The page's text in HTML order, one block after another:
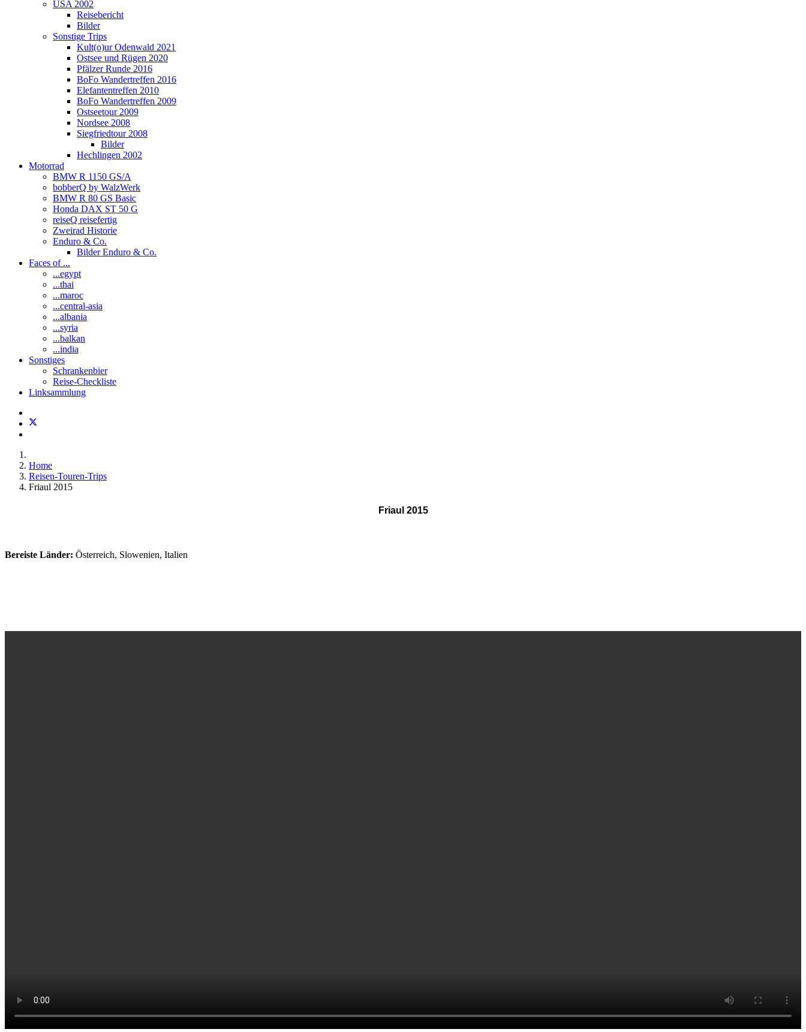
USA 2002
Reisebericht
Bilder
Sonstige Trips
Kult(o)ur Odenwald 2021
Ostsee und Rügen 2020
Pfälzer Runde 2016
BoFo Wandertreffen 2016
Elefantentreffen 2010
BoFo Wandertreffen 2009
Ostseetour 2009
Nordsee 2008
Siegfriedtour 2008
Bilder
Hechlingen 2002
Motorrad
BMW R 1150 GS/A
bobberQ by WalzWerk
BMW R 80 GS Basic
Honda DAX ST 50 G
reiseQ reisefertig
Zweirad Historie
Enduro & Co.
Bilder Enduro & Co.
Faces of ...
...egypt
...thai
...maroc
...central-asia
...albania
...syria
...balkan
...india
Sonstiges
Schrankenbier
Reise-Checkliste
Linksammlung
Home
Reisen-Touren-Trips
Friaul 2015
Friaul 2015
Bereiste Länder: Österreich, Slowenien, Italien